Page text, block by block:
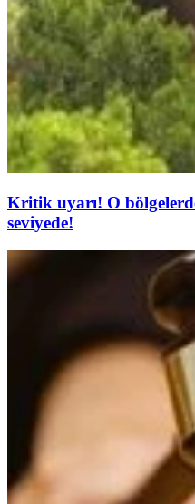
Kritik uyarı! O
seviyede!